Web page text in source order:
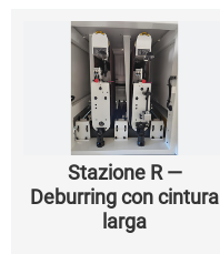
Stazione R —
Deburring con cintura
larga